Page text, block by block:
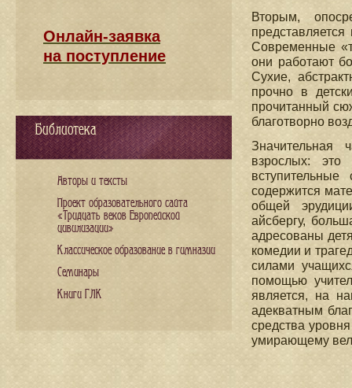
Вторым,
Современные
они работают
Сухие,
прочно в
прочитанный
благотворно
Значительная
взрослых: это
содержится
общей
айсбергу,
адресованы
комедии и
силами
помощью
является, на
адекватным
средства
умирающему
Онлайн-заявка
на поступление
Библиотека
Авторы и тексты
Проект образовательного сайта
«Тридцать веков Европейской
цивилизации»
Классическое образование в гимназии
Семинары
Книги ГЛК